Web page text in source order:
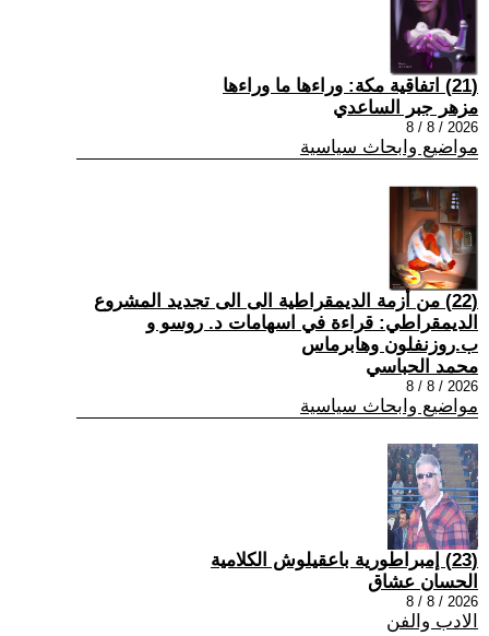
(21) اتفاقية مكة: وراءها ما وراءها
مزهر جبر الساعدي
2026 / 8 / 8
مواضيع وابحاث سياسية
(22) من أزمة الديمقراطية الى الى تجديد المشروع
الديمقراطي: قراءة في اسهامات د. روسو و
ب.روزنفلون وهابرماس
محمد الحباسي
2026 / 8 / 8
مواضيع وابحاث سياسية
(23) إمبراطورية باعقيلوش الكلامية
الحسان عشاق
2026 / 8 / 8
الادب والفن